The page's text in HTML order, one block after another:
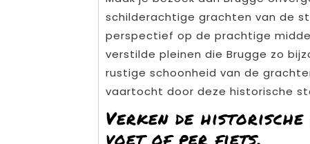
schilderachtige grachten van de
perspectief op de prachtige
verstilde pleinen die Brugge zo
rustige schoonheid van de
vaartocht door deze historische
Verken de
voet of per fiets.